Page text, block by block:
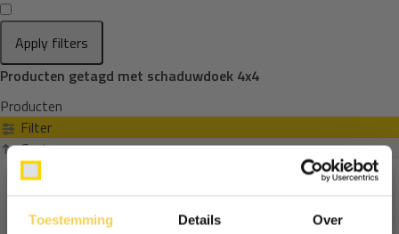
Toestemming Details Over
Apply filters
Producten getagd met schaduwdoek 4x4
Producten
Filter
Sorteren op